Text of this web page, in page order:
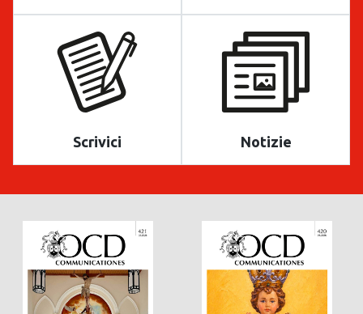
Scrivici Notizie